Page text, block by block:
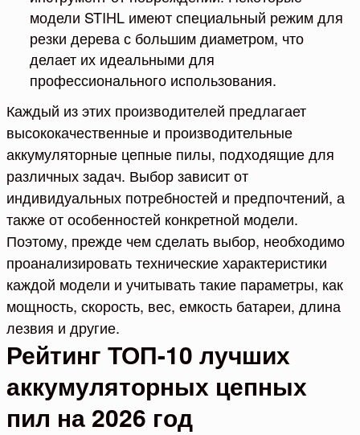
модели STIHL имеют специальный режим для
резки дерева с большим диаметром, что
делает их идеальными для
профессионального использования.
Каждый из этих производителей предлагает
высококачественные и производительные
аккумуляторные цепные пилы, подходящие для
различных задач. Выбор зависит от
индивидуальных потребностей и предпочтений, а
также от особенностей конкретной модели.
Поэтому, прежде чем сделать выбор, необходимо
проанализировать технические характеристики
каждой модели и учитывать такие параметры, как
мощность, скорость, вес, емкость батареи, длина
лезвия и другие.
Рейтинг ТОП-10 лучших
аккумуляторных цепных
пил на 2026 год